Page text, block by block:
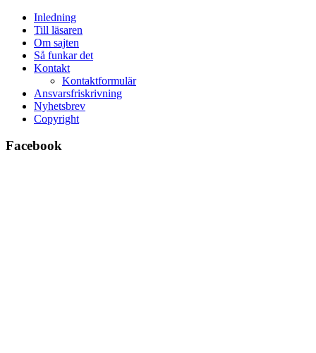
Inledning
Till läsaren
Om sajten
Så funkar det
Kontakt
Kontaktformulär
Ansvarsfriskrivning
Nyhetsbrev
Copyright
Facebook